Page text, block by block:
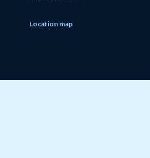
Location map